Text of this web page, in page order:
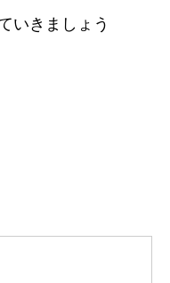
いきましょう